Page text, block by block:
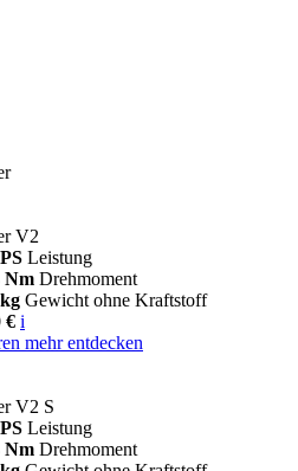
V2
Leistung
Nm Drehmoment
Gewicht ohne Kraftstoff
€ i
mehr entdecken
V2 S
Leistung
Nm Drehmoment